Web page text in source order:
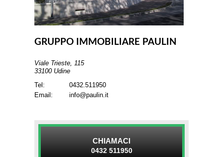
GRUPPO IMMOBILIARE PAULIN
Viale Trieste, 115
33100 Udine
Tel:
0432.511950
Email:
info@paulin.it
CHIAMACI
0432 511950